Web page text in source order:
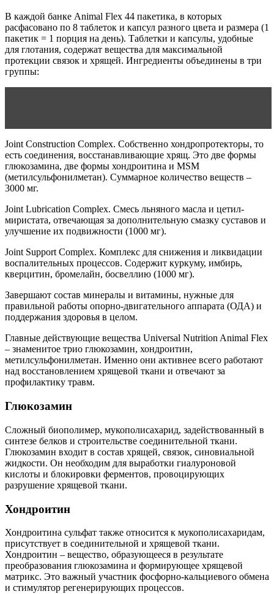
В каждой банке Animal Flex 44 пакетика, в которых
расфасовано по 8 таблеток и капсул разного цвета и размера (1
пакетик = 1 порция на день). Таблетки и капсулы, удобные
для глотания, содержат вещества для максимальной
протекции связок и хрящей. Ингредиенты объединены в три
группы:
Joint Construction Complex. Собственно хондропротекторы, то
есть соединения, восстанавливающие хрящ. Это две формы
глюкозамина, две формы хондроитина и MSM
(метилсульфонилметан). Суммарное количество веществ –
3000 мг.
Joint Lubrication Complex. Смесь льняного масла и цетил-
миристата, отвечающая за дополнительную смазку суставов и
улучшение их подвижности (1000 мг).
Joint Support Complex. Комплекс для снижения и ликвидации
воспалительных процессов. Содержит куркуму, имбирь,
кверцитин, бромелайн, босвеллию (1000 мг).
Завершают состав минералы и витамины, нужные для
правильной работы опорно-двигательного аппарата (ОДА) и
поддержания здоровья в целом.
Главные действующие вещества Universal Nutrition Animal Flex
– знаменитое трио глюкозамин, хондроитин,
метилсульфонилметан. Именно они активнее всего работают
над восстановлением хрящевой ткани и отвечают за
профилактику травм.
Глюкозамин
Сложный биополимер, мукополисахарид, задействованный в
синтезе белков и строительстве соединительной ткани.
Глюкозамин входит в состав хрящей, связок, синовиальной
жидкости. Он необходим для выработки гиалуроновой
кислоты и блокировки ферментов, провоцирующих
разрушение хрящевой ткани.
Хондроитин
Хондроитина сульфат также относится к мукополисахаридам,
присутствует в соединительной и хрящевой ткани.
Хондроитин – вещество, образующееся в результате
преобразования глюкозамина и формирующее хрящевой
матрикс. Это важный участник фосфорно-кальциевого обмена
и стимулятор регенерирующих процессов.